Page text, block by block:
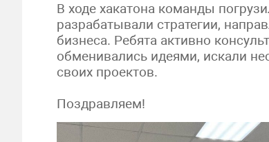
В ходе хакатона команды
разрабатывали стратегии,
бизнеса. Ребята активно
обменивались идеями, искали
своих проектов.
Поздравляем!